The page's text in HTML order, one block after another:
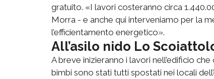
gratuito. «I lavori costeranno circa
Morra - e anche qui interveniamo per la
l’efficientamento energetico».
All’asilo nido Lo
A breve inizieranno i lavori nell’edificio
bimbi sono stati tutti spostati nei locali